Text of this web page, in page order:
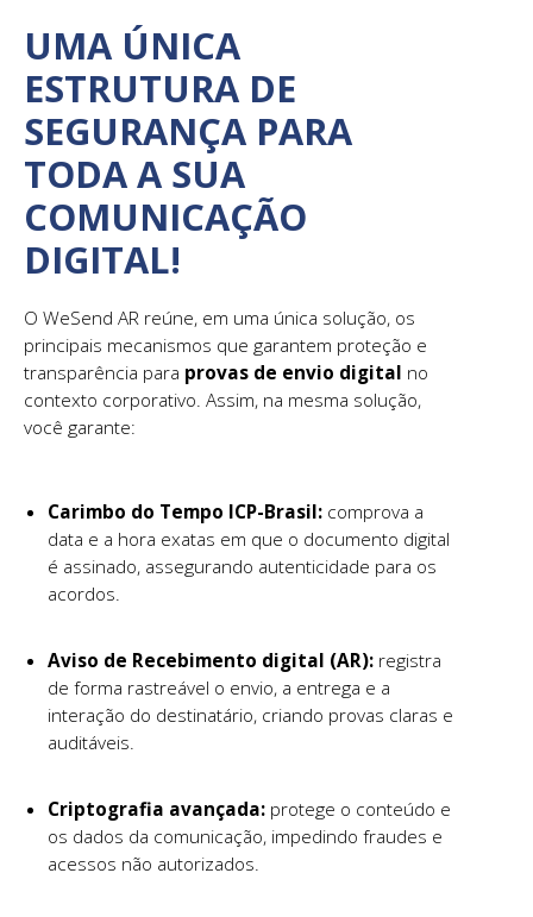
UMA ÚNICA
ESTRUTURA DE
SEGURANÇA PARA
TODA A SUA
COMUNICAÇÃO
DIGITAL!
O WeSend AR reúne, em uma única solução, os
principais mecanismos que garantem proteção e
transparência para provas de envio digital no
contexto corporativo. Assim, na mesma solução,
você garante:
Carimbo do Tempo ICP-Brasil: comprova a
data e a hora exatas em que o documento digital
é assinado, assegurando autenticidade para os
acordos.
Aviso de Recebimento digital (AR): registra
de forma rastreável o envio, a entrega e a
interação do destinatário, criando provas claras e
auditáveis.
Criptografia avançada: protege o conteúdo e
os dados da comunicação, impedindo fraudes e
acessos não autorizados.